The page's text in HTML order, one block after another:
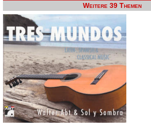
Weitere 39 Themen